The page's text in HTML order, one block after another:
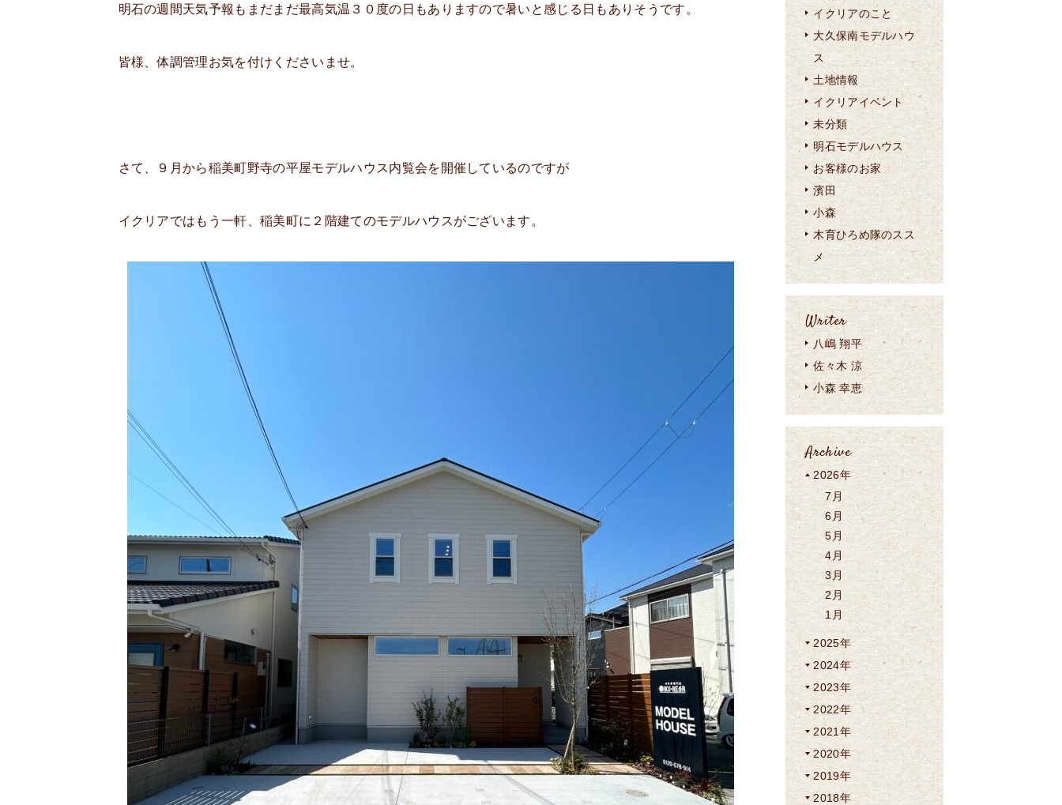
明石の週間天気予報もまだまだ最高気温３０度の日もありますので暑いと感じる日もありそうです。
皆様、体調管理お気を付けくださいませ。
さて、９月から稲美町野寺の平屋モデルハウス内覧会を開催しているのですが
イクリアではもう一軒、稲美町に２階建てのモデルハウスがございます。
イクリアのこと
大久保南モデルハウ
ス
土地情報
イクリアイベント
未分類
明石モデルハウス
お客様のお家
濱田
小森
木育ひろめ隊のスス
メ
Writer
八嶋 翔平
佐々木 涼
小森 幸恵
Archive
2026年
7月
6月
5月
4月
3月
2月
1月
2025年
2024年
2023年
2022年
2021年
2020年
2019年
2018年